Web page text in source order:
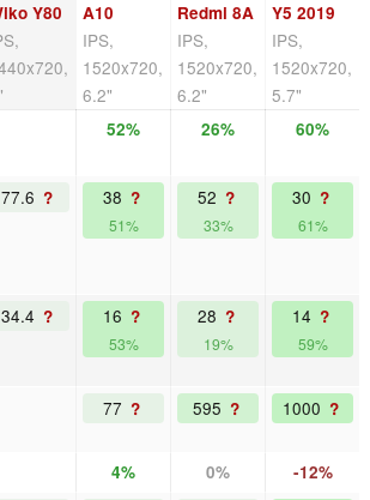
Y80
A10
IPS,
1520x720,
6.2"
Redmi 8A
IPS,
1520x720,
6.2"
Y5 2019
IPS,
1520x720,
5.7"
52% 26% 60%
77.6 ? 38 ?
51%
52 ?
33%
30 ?
61%
34.4 ? 16 ?
53%
28 ?
19%
14 ?
59%
77 ? 595 ? 1000 ?
4% 0% -12%